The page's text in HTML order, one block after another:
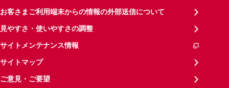
お客さまご利用端末からの情報の外部送信について
見やすさ・使いやすさの調整
サイトメンテナンス情報
サイトマップ
ご意見・ご要望